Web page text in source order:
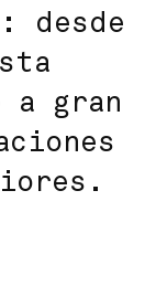
desde
a gran